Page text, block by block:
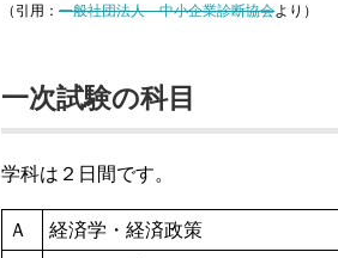
（引用： 一般社団法人 中小企業診断協会より）
一次試験の科目
学科は２日間です。
Ａ
経済学・経済政策